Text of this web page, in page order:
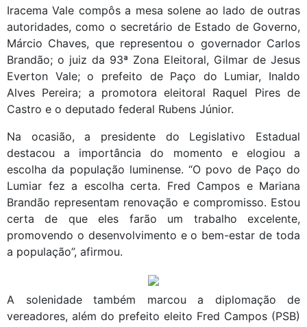
Iracema Vale compôs a mesa solene ao lado de outras
autoridades, como o secretário de Estado de Governo,
Márcio Chaves, que representou o governador Carlos
Brandão; o juiz da 93ª Zona Eleitoral, Gilmar de Jesus
Everton Vale; o prefeito de Paço do Lumiar, Inaldo
Alves Pereira; a promotora eleitoral Raquel Pires de
Castro e o deputado federal Rubens Júnior.
Na ocasião, a presidente do Legislativo Estadual
destacou a importância do momento e elogiou a
escolha da população luminense. “O povo de Paço do
Lumiar fez a escolha certa. Fred Campos e Mariana
Brandão representam renovação e compromisso. Estou
certa de que eles farão um trabalho excelente,
promovendo o desenvolvimento e o bem-estar de toda
a população”, afirmou.
A solenidade também marcou a diplomação de
vereadores, além do prefeito eleito Fred Campos (PSB)